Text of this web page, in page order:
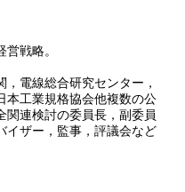
戦略。
電線総合研究センター，
本工業規格協会他複数の公
関連検討の委員長，副委員
イザー，監事，評議会など